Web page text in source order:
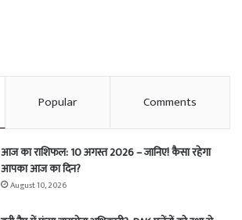
Popular Comments
आज का राशिफल: 10 अगस्त 2026 – जानिए! कैसा रहेगा
आपका आज का दिन?
August 10, 2026